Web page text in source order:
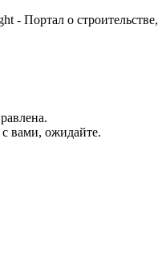
- Портал о
вами, ожидайте.